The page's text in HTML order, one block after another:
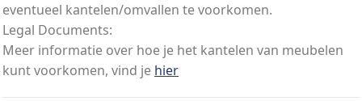
eventueel kantelen/omvallen te voorkomen.
Legal Documents:
Meer informatie over hoe je het kantelen van meubelen
kunt voorkomen, vind je hier